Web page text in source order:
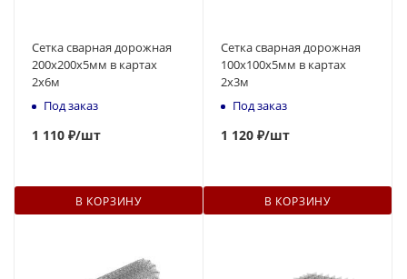
Сетка сварная дорожная
200х200х5мм в картах
2х6м
Под заказ
1 110 ₽/шт
В КОРЗИНУ
Сетка сварная дорожная
100х100х5мм в картах
2х3м
Под заказ
1 120 ₽/шт
В КОРЗИНУ